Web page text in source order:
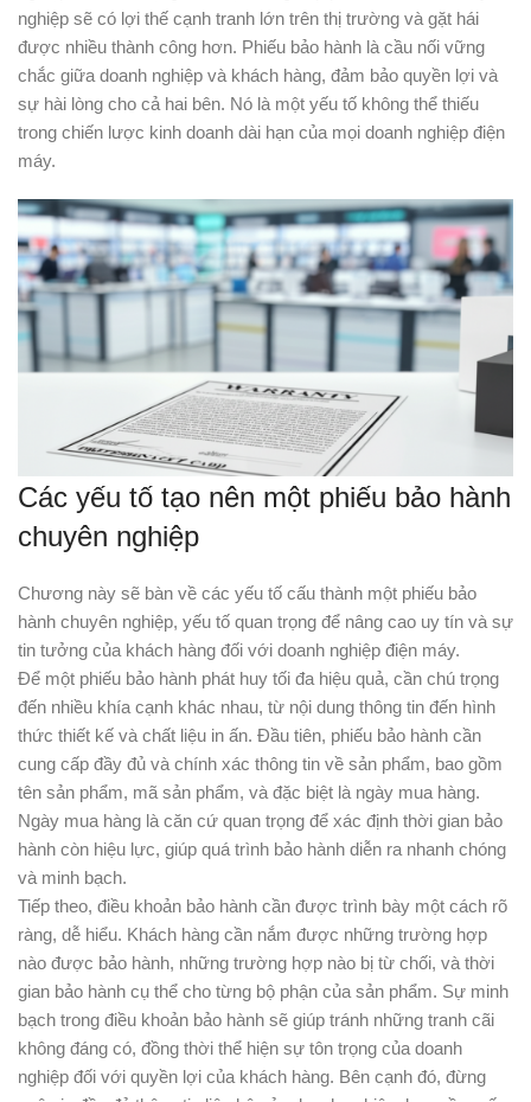
nghiệp sẽ có lợi thế cạnh tranh lớn trên thị trường và gặt hái
được nhiều thành công hơn. Phiếu bảo hành là cầu nối vững
chắc giữa doanh nghiệp và khách hàng, đảm bảo quyền lợi và
sự hài lòng cho cả hai bên. Nó là một yếu tố không thể thiếu
trong chiến lược kinh doanh dài hạn của mọi doanh nghiệp điện
máy.
Các yếu tố tạo nên một phiếu bảo hành
chuyên nghiệp
Chương này sẽ bàn về các yếu tố cấu thành một phiếu bảo
hành chuyên nghiệp, yếu tố quan trọng để nâng cao uy tín và sự
tin tưởng của khách hàng đối với doanh nghiệp điện máy.
Để một phiếu bảo hành phát huy tối đa hiệu quả, cần chú trọng
đến nhiều khía cạnh khác nhau, từ nội dung thông tin đến hình
thức thiết kế và chất liệu in ấn. Đầu tiên, phiếu bảo hành cần
cung cấp đầy đủ và chính xác thông tin về sản phẩm, bao gồm
tên sản phẩm, mã sản phẩm, và đặc biệt là ngày mua hàng.
Ngày mua hàng là căn cứ quan trọng để xác định thời gian bảo
hành còn hiệu lực, giúp quá trình bảo hành diễn ra nhanh chóng
và minh bạch.
Tiếp theo, điều khoản bảo hành cần được trình bày một cách rõ
ràng, dễ hiểu. Khách hàng cần nắm được những trường hợp
nào được bảo hành, những trường hợp nào bị từ chối, và thời
gian bảo hành cụ thể cho từng bộ phận của sản phẩm. Sự minh
bạch trong điều khoản bảo hành sẽ giúp tránh những tranh cãi
không đáng có, đồng thời thể hiện sự tôn trọng của doanh
nghiệp đối với quyền lợi của khách hàng. Bên cạnh đó, đừng